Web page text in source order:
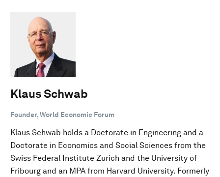
Klaus Schwab
Founder, World Economic Forum
Klaus Schwab holds a Doctorate in Engineering and a
Doctorate in Economics and Social Sciences from the
Swiss Federal Institute Zurich and the University of
Fribourg and an MPA from Harvard University. Formerly